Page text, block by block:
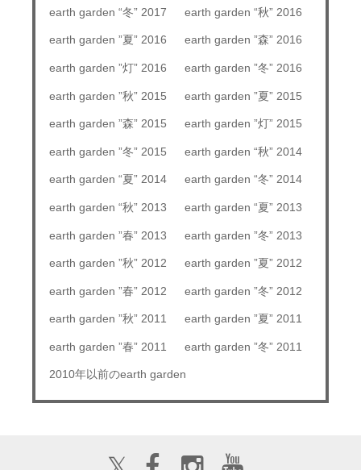
earth garden “冬” 2017 earth garden “秋” 2016
earth garden ”夏” 2016 earth garden ”森” 2016
earth garden ”灯” 2016 earth garden ”冬” 2016
earth garden ”秋” 2015 earth garden ”夏” 2015
earth garden ”森” 2015 earth garden ”灯” 2015
earth garden ”冬” 2015 earth garden “秋” 2014
earth garden “夏” 2014 earth garden “冬” 2014
earth garden “秋” 2013 earth garden “夏” 2013
earth garden ”春” 2013 earth garden ”冬” 2013
earth garden ”秋” 2012 earth garden ”夏” 2012
earth garden ”春” 2012 earth garden ”冬” 2012
earth garden ”秋” 2011 earth garden ”夏” 2011
earth garden ”春” 2011 earth garden ”冬” 2011
2010年以前のearth garden